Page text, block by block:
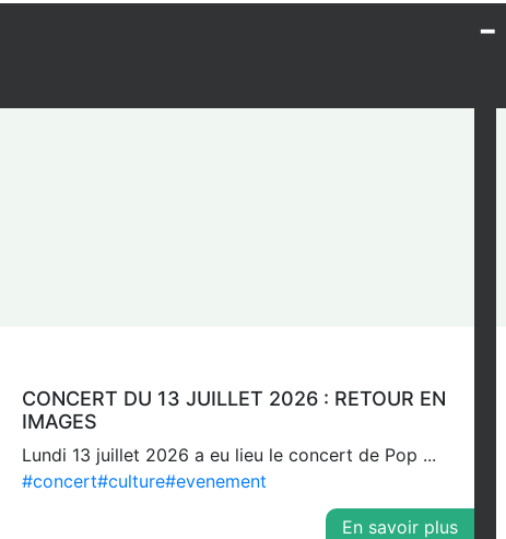
CONCERT DU 13 JUILLET 2026 : RETOUR EN
IMAGES
Lundi 13 juillet 2026 a eu lieu le concert de Pop ...
#concert#culture#evenement
En savoir plus